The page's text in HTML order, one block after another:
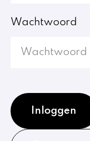
Wachtwoord
Inloggen